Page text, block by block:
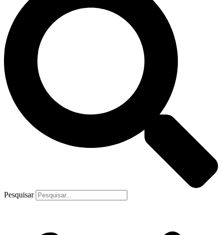
Pesquisar